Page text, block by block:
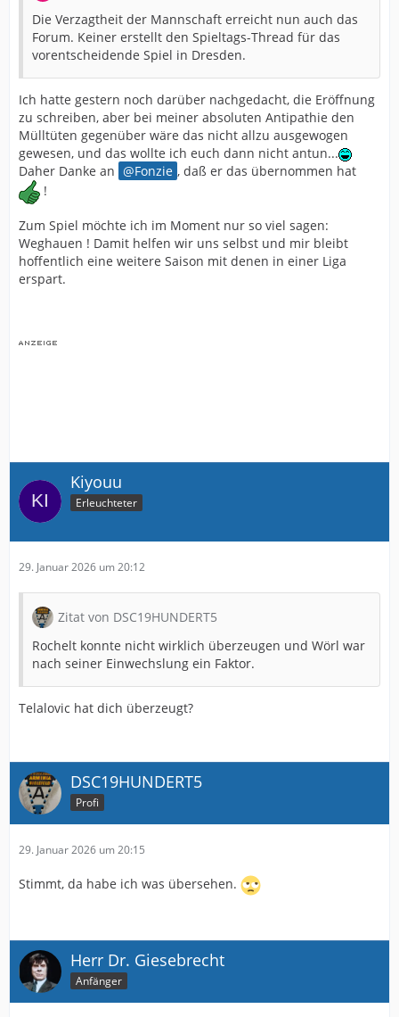
Die Verzagtheit der Mannschaft erreicht nun auch das
Forum. Keiner erstellt den Spieltags-Thread für das
vorentscheidende Spiel in Dresden.
Ich hatte gestern noch darüber nachgedacht, die Eröffnung
zu schreiben, aber bei meiner absoluten Antipathie den
Mülltüten gegenüber wäre das nicht allzu ausgewogen
gewesen, und das wollte ich euch dann nicht antun...
Daher Danke an
Fonzie , daß er das übernommen hat
!
Zum Spiel möchte ich im Moment nur so viel sagen:
Weghauen ! Damit helfen wir uns selbst und mir bleibt
hoffentlich eine weitere Saison mit denen in einer Liga
erspart.
Kiyouu
Erleuchteter
29. Januar 2026 um 20:12
Zitat von DSC19HUNDERT5
Rochelt konnte nicht wirklich überzeugen und Wörl war
nach seiner Einwechslung ein Faktor.
Telalovic hat dich überzeugt?
DSC19HUNDERT5
Profi
29. Januar 2026 um 20:15
Stimmt, da habe ich was übersehen.
Herr Dr. Giesebrecht
Anfänger